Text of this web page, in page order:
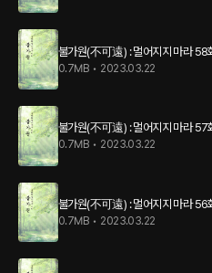
불가원(不可遠) : 멀어지지 마라 58
0.7MB • 2023.03.22
불가원(不可遠) : 멀어지지 마라 57
0.7MB • 2023.03.22
불가원(不可遠) : 멀어지지 마라 56
0.7MB • 2023.03.22